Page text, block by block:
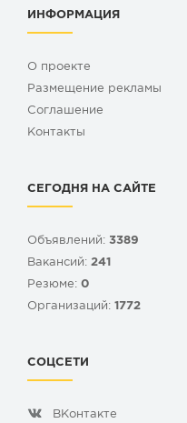
ИНФОРМАЦИЯ
О проекте
Размещение рекламы
Cоглашение
Контакты
СЕГОДНЯ НА САЙТЕ
Объявлений: 3389
Вакансий: 241
Резюме: 0
Организаций: 1772
СОЦСЕТИ
ВКонтакте